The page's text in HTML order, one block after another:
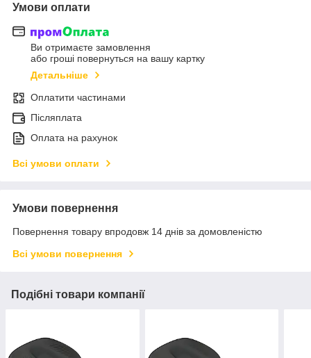
Умови оплати
Ви отримаєте замовлення
або гроші повернуться на вашу картку
Детальніше
Оплатити частинами
Післяплата
Оплата на рахунок
Всі умови оплати
Умови повернення
Повернення товару впродовж 14 днів за домовленістю
Всі умови повернення
Подібні товари компанії